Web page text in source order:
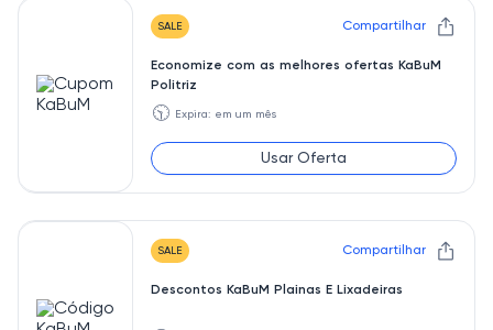
SALE Compartilhar
Economize com as melhores ofertas KaBuM
Politriz
🕥 Expira: em um mês
Usar Oferta
SALE Compartilhar
Descontos KaBuM Plainas E Lixadeiras